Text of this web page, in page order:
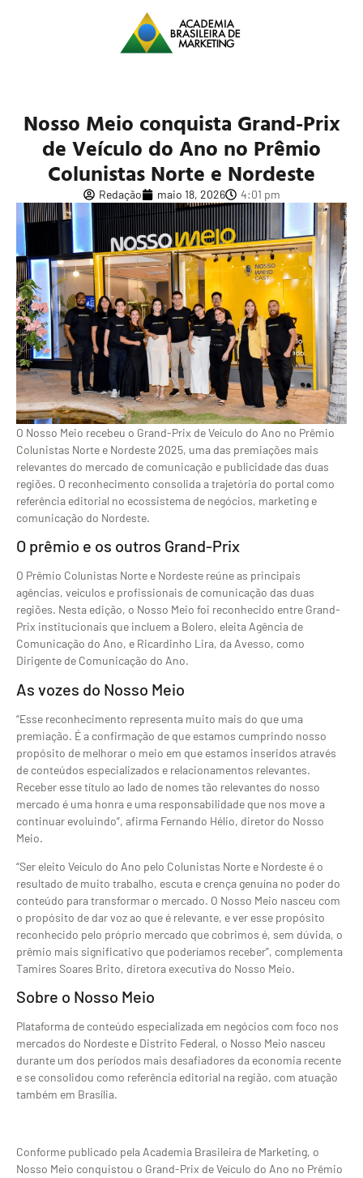
Nosso Meio conquista Grand-Prix
de Veículo do Ano no Prêmio
Colunistas Norte e Nordeste
Redação maio 18, 2026 4:01 pm
O Nosso Meio recebeu o Grand-Prix de Veículo do Ano no Prêmio
Colunistas Norte e Nordeste 2025, uma das premiações mais
relevantes do mercado de comunicação e publicidade das duas
regiões. O reconhecimento consolida a trajetória do portal como
referência editorial no ecossistema de negócios, marketing e
comunicação do Nordeste.
O prêmio e os outros Grand-Prix
O Prêmio Colunistas Norte e Nordeste reúne as principais
agências, veículos e profissionais de comunicação das duas
regiões. Nesta edição, o Nosso Meio foi reconhecido entre Grand-
Prix institucionais que incluem a Bolero, eleita Agência de
Comunicação do Ano, e Ricardinho Lira, da Avesso, como
Dirigente de Comunicação do Ano.
As vozes do Nosso Meio
“Esse reconhecimento representa muito mais do que uma
premiação. É a confirmação de que estamos cumprindo nosso
propósito de melhorar o meio em que estamos inseridos através
de conteúdos especializados e relacionamentos relevantes.
Receber esse título ao lado de nomes tão relevantes do nosso
mercado é uma honra e uma responsabilidade que nos move a
continuar evoluindo”, afirma Fernando Hélio, diretor do Nosso
Meio.
“Ser eleito Veículo do Ano pelo Colunistas Norte e Nordeste é o
resultado de muito trabalho, escuta e crença genuína no poder do
conteúdo para transformar o mercado. O Nosso Meio nasceu com
o propósito de dar voz ao que é relevante, e ver esse propósito
reconhecido pelo próprio mercado que cobrimos é, sem dúvida, o
prêmio mais significativo que poderíamos receber”, complementa
Tamires Soares Brito, diretora executiva do Nosso Meio.
Sobre o Nosso Meio
Plataforma de conteúdo especializada em negócios com foco nos
mercados do Nordeste e Distrito Federal, o Nosso Meio nasceu
durante um dos períodos mais desafiadores da economia recente
e se consolidou como referência editorial na região, com atuação
também em Brasília.
Conforme publicado pela Academia Brasileira de Marketing, o
Nosso Meio conquistou o Grand-Prix de Veículo do Ano no Prêmio